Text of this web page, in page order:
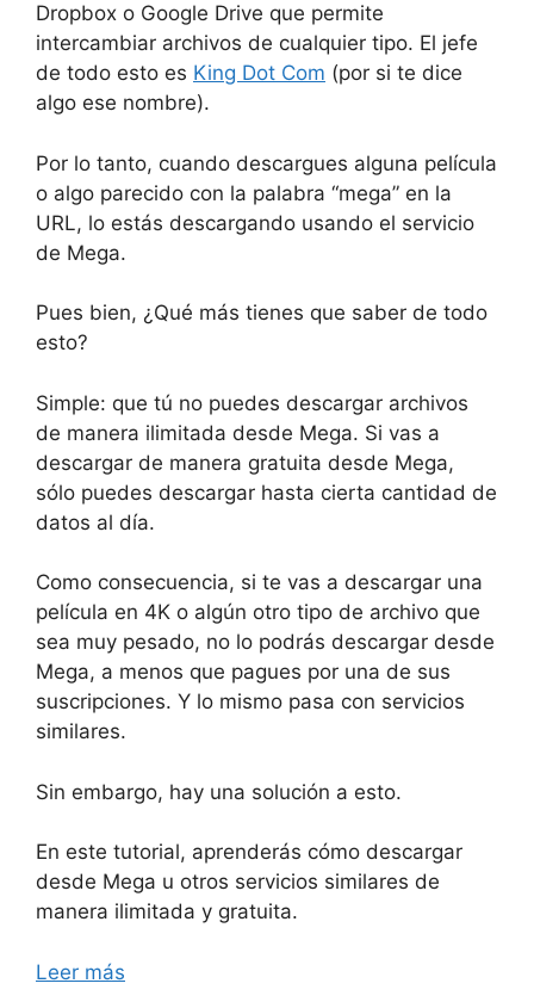
Dropbox o Google Drive que permite
intercambiar archivos de cualquier tipo. El jefe
de todo esto es King Dot Com (por si te dice
algo ese nombre).
Por lo tanto, cuando descargues alguna película
o algo parecido con la palabra “mega” en la
URL, lo estás descargando usando el servicio
de Mega.
Pues bien, ¿Qué más tienes que saber de todo
esto?
Simple: que tú no puedes descargar archivos
de manera ilimitada desde Mega. Si vas a
descargar de manera gratuita desde Mega,
sólo puedes descargar hasta cierta cantidad de
datos al día.
Como consecuencia, si te vas a descargar una
película en 4K o algún otro tipo de archivo que
sea muy pesado, no lo podrás descargar desde
Mega, a menos que pagues por una de sus
suscripciones. Y lo mismo pasa con servicios
similares.
Sin embargo, hay una solución a esto.
En este tutorial, aprenderás cómo descargar
desde Mega u otros servicios similares de
manera ilimitada y gratuita.
Leer más